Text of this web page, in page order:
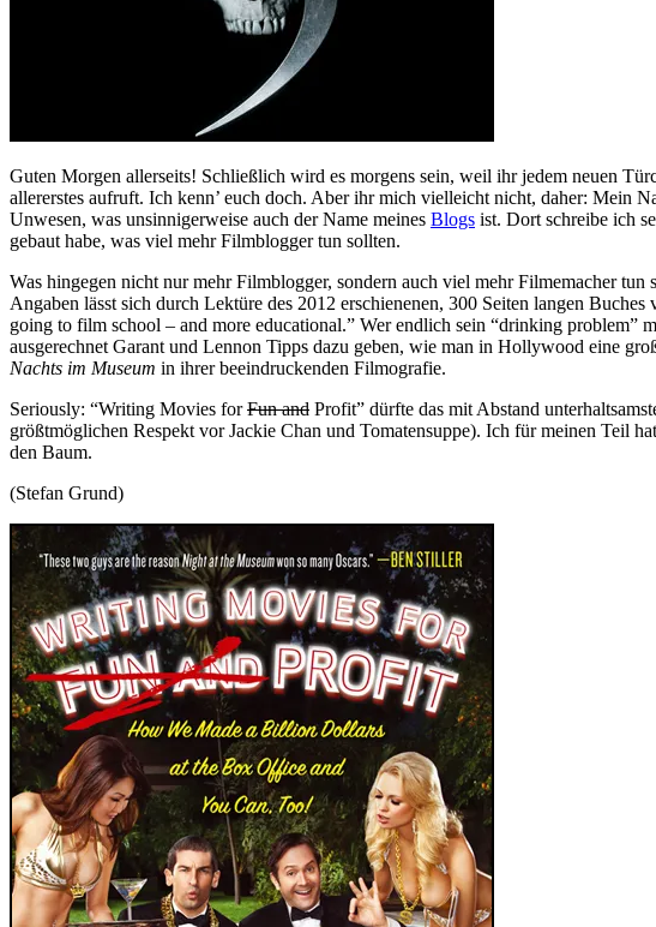
Guten Morgen allerseits! Schließlich wird es morgens sein, weil ihr jedem neuen
allererstes aufruft. Ich kenn’ euch doch. Aber ihr mich vielleicht nicht, daher: Mein
Unwesen, was unsinnigerweise auch der Name meines Blogs ist. Dort schreibe ich
gebaut habe, was viel mehr Filmblogger tun sollten.
Was hingegen nicht nur mehr Filmblogger, sondern auch viel mehr Filmemacher tun
Angaben lässt sich durch Lektüre des 2012 erschienenen, 300 Seiten langen Buches
going to film school – and more educational.” Wer endlich sein “drinking problem”
ausgerechnet Garant und Lennon Tipps dazu geben, wie man in Hollywood eine
Nachts im Museum in ihrer beeindruckenden Filmografie.
Seriously: “Writing Movies forFun and Profit” dürfte das mit Abstand
größtmöglichen Respekt vor Jackie Chan und Tomatensuppe). Ich für meinen Teil
den Baum.
(Stefan Grund)